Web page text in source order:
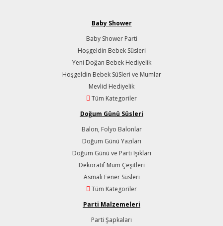
Baby Shower
Baby Shower Parti
Hoşgeldin Bebek Süsleri
Yeni Doğan Bebek Hediyelik
Hoşgeldin Bebek SüSleri ve Mumlar
Mevlid Hediyelik
Tüm Kategoriler
Doğum Günü Süsleri
Balon, Folyo Balonlar
Doğum Günü Yazıları
Doğum Günü ve Parti Işıkları
Dekoratif Mum Çeşitleri
Asmalı Fener Süsleri
Tüm Kategoriler
Parti Malzemeleri
Parti Şapkaları